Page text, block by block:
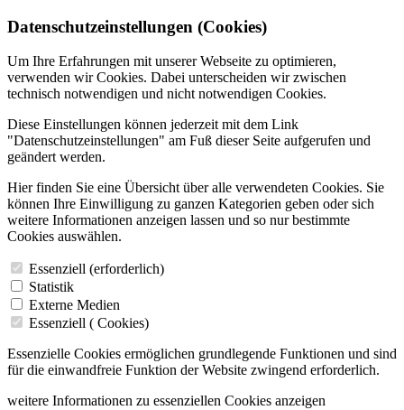
Datenschutzeinstellungen (Cookies)
Um Ihre Erfahrungen mit unserer Webseite zu optimieren,
verwenden wir Cookies. Dabei unterscheiden wir zwischen
technisch notwendigen und nicht notwendigen Cookies.
Diese Einstellungen können jederzeit mit dem Link
"Datenschutzeinstellungen" am Fuß dieser Seite aufgerufen und
geändert werden.
Hier finden Sie eine Übersicht über alle verwendeten Cookies. Sie
können Ihre Einwilligung zu ganzen Kategorien geben oder sich
weitere Informationen anzeigen lassen und so nur bestimmte
Cookies auswählen.
Essenziell (erforderlich)
Statistik
Externe Medien
Essenziell ( Cookies)
Essenzielle Cookies ermöglichen grundlegende Funktionen und sind
für die einwandfreie Funktion der Website zwingend erforderlich.
weitere Informationen zu essenziellen Cookies anzeigen